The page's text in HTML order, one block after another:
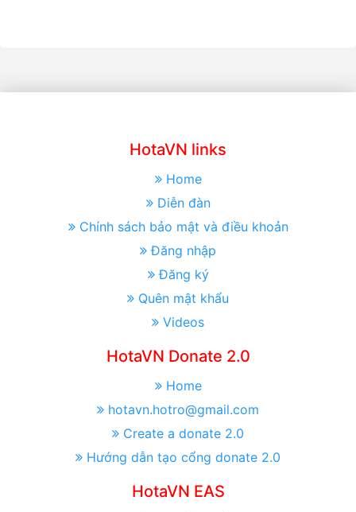
HotaVN links
Home
Diễn đàn
Chính sách bảo mật và điều khoản
Đăng nhập
Đăng ký
Quên mật khẩu
Videos
HotaVN Donate 2.0
Home
hotavn.hotro@gmail.com
Create a donate 2.0
Hướng dẫn tạo cổng donate 2.0
HotaVN EAS